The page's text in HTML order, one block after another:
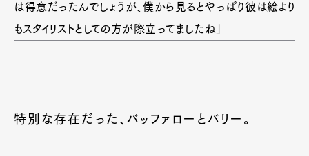
は得意だったんでしょうが、僕から見るとやっぱり彼は絵より
もスタイリストとしての方が際立ってましたね」
特別な存在だった、バッファローとバリー。